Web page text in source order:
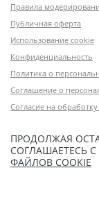
Правила
Публичная оферта
Использование cookie
Конфиденциальность
Политика о
Соглашение о
Согласие на
ПРОДОЛЖАЯ
СОГЛАШАЕТЕСЬ
ФАЙЛОВ COOKIE